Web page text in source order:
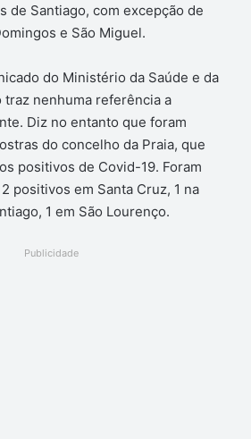
de Santiago, com excepção de
e São Miguel.
do Ministério da Saúde e da
traz nenhuma referência a
Diz no entanto que foram
do concelho da Praia, que
positivos de Covid-19. Foram
positivos em Santa Cruz, 1 na
1 em São Lourenço.
Publicidade